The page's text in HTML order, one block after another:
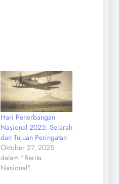
Hari Penerbangan
Nasional 2025: Sejarah
dan Tujuan Peringatan
Oktober 27, 2025
dalam "Berita
Nasional"